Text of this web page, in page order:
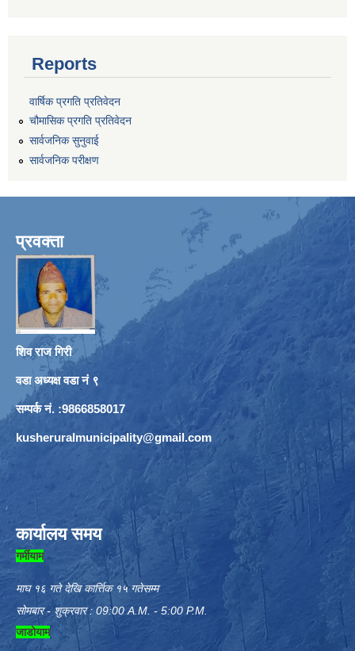
Reports
वार्षिक प्रगति प्रतिवेदन
चौमासिक प्रगति प्रतिवेदन
सार्वजनिक सुनुवाई
सार्वजनिक परीक्षण
प्रवक्ता
शिव राज गिरी
वडा अध्यक्ष वडा नं ९
सम्पर्क नं. :9866858017
kusheruralmunicipality@gmail.com
कार्यालय समय
गर्मीयाम
माघ १६ गते देखि कार्त्तिक १५ गतेसम्म
सोमबार - शुक्रवार : 09:00 A.M. - 5:00 P.M.
जाडोयाम